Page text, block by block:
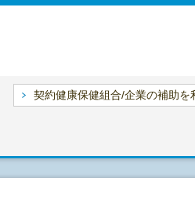
契約健康保健組合/企業の補助を